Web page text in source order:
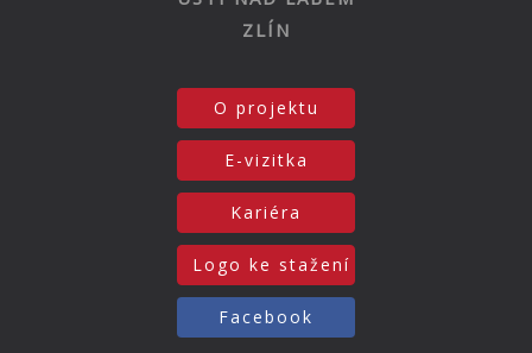
ZLÍN
O projektu
E-vizitka
Kariéra
Logo ke stažení
Facebook